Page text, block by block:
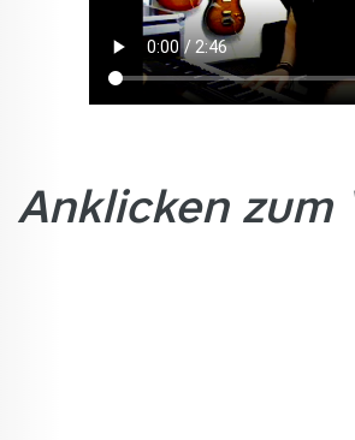
Anklicken zum